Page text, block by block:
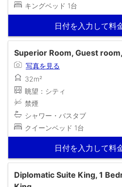
キングベッド 1台
日付を入力して料
Superior Room, Guest
写真を見る
32m²
眺望：シティ
禁煙
シャワー・バスタブ
クイーンベッド 1台
日付を入力して料
Diplomatic Suite King, 1